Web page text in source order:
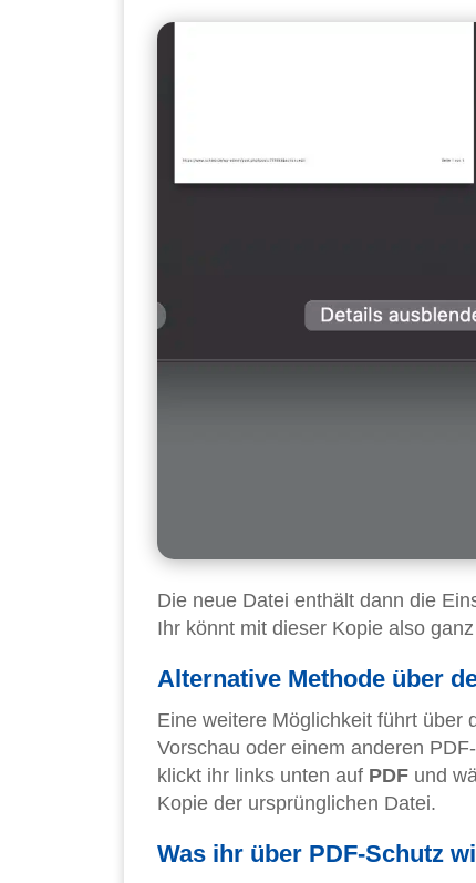
Die neue Datei enthält dann die
Ihr könnt mit dieser Kopie also
Alternative Methode über
Eine weitere Möglichkeit führt über
Vorschau oder einem anderen
klickt ihr links unten auf PDF und
Kopie der ursprünglichen Datei.
Was ihr über PDF-Schutz